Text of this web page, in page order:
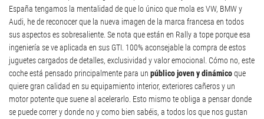
España tengamos la mentalidad de que lo único que mola es VW, BMW y
Audi, he de reconocer que la nueva imagen de la marca francesa en todos
sus aspectos es sobresaliente. Se nota que están en Rally a tope porque esa
ingeniería se ve aplicada en sus GTI. 100% aconsejable la compra de estos
juguetes cargados de detalles, exclusividad y valor emocional. Cómo no, este
coche está pensado principalmente para un público joven y dinámicoque
quiere gran calidad en su equipamiento interior, exteriores cañeros y un
motor potente que suene al acelerarlo. Esto mismo te obliga a pensar donde
se puede correr y donde no y como bien sabéis, a todos los que nos gustan